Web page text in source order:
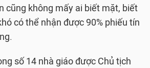
cũng không mấy ai biết mặt, biết
có thể nhận được 90% phiếu tín
số 14 nhà giáo được Chủ tịch